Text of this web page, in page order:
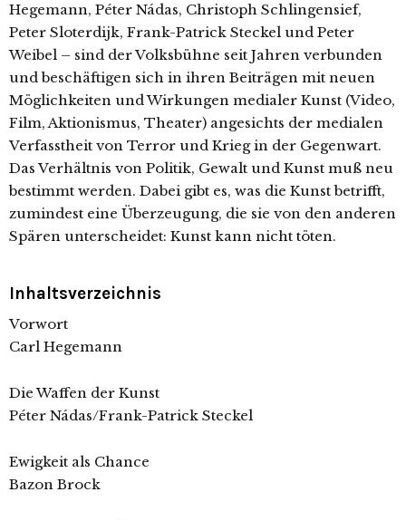
Hegemann, Péter Nádas, Christoph Schlingensief,
Peter Sloterdijk, Frank-Patrick Steckel und Peter
Weibel – sind der Volksbühne seit Jahren verbunden
und beschäftigen sich in ihren Beiträgen mit neuen
Möglichkeiten und Wirkungen medialer Kunst (Video,
Film, Aktionismus, Theater) angesichts der medialen
Verfasstheit von Terror und Krieg in der Gegenwart.
Das Verhältnis von Politik, Gewalt und Kunst muß neu
bestimmt werden. Dabei gibt es, was die Kunst betrifft,
zumindest eine Überzeugung, die sie von den anderen
Spären unterscheidet: Kunst kann nicht töten.
Inhaltsverzeichnis
Vorwort
Carl Hegemann
Die Waffen der Kunst
Péter Nádas/Frank-Patrick Steckel
Ewigkeit als Chance
Bazon Brock